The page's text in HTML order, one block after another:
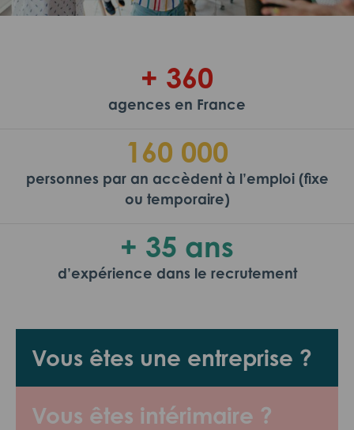
Vous êtes une entreprise ?
Vous êtes intérimaire ?
+ 360
agences en France
160 000
personnes par an accèdent à l’emploi (fixe
ou temporaire)
+ 35 ans
d’expérience dans le recrutement